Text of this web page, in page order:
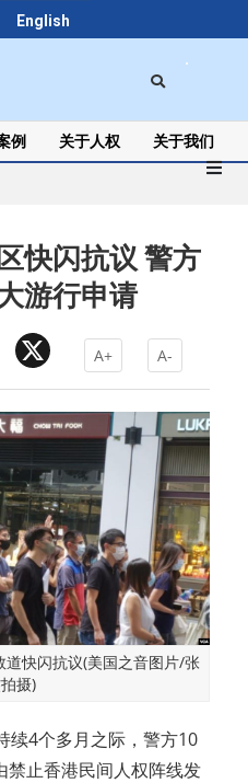
English
例 关于人权 关于我们
快闪抗议 警方
游行申请
Facebook A+ A-
快闪抗议(美国之音图片/张
摄)
4个多月之际，警方10
禁止香港民间人权阵线发